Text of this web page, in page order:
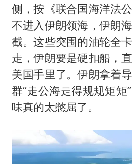
侧，按《联合国海洋法
不进入伊朗领海，伊朗
截。这些突围的油轮全
走，伊朗要是硬扣船，
美国手里了。伊朗拿着
群“走公海走得规规矩矩
味真的太憋屈了。